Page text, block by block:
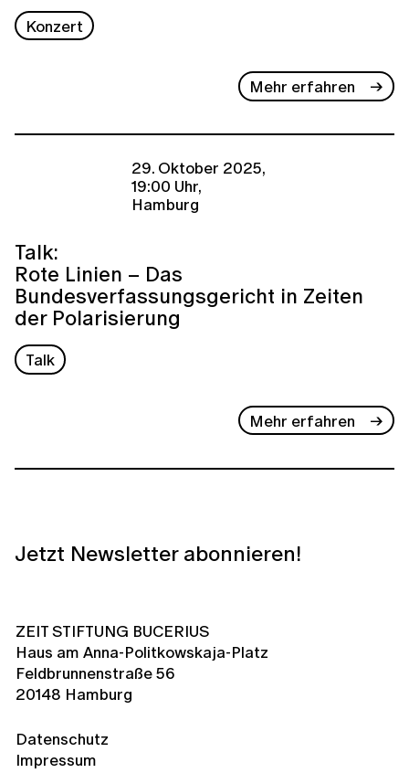
Konzert
Mehr erfahren
29. Oktober 2025,
19:00 Uhr,
Hamburg
Talk:
Rote Linien – Das
Bundesverfassungsgericht in Zeiten
der Polarisierung
Talk
Mehr erfahren
Jetzt Newsletter abonnieren!
ZEIT STIFTUNG BUCERIUS
Haus am Anna-Politkowskaja-Platz
Feldbrunnenstraße 56
20148 Hamburg
Datenschutz
Impressum